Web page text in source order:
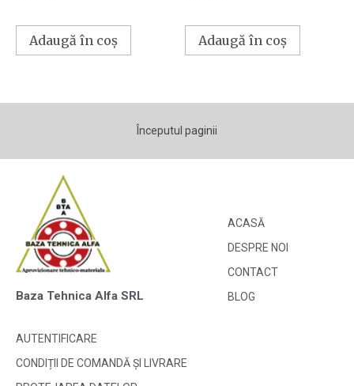
Adaugă în coș Adaugă în coș
Începutul paginii
Baza Tehnica Alfa SRL
ACASĂ
DESPRE NOI
CONTACT
BLOG
AUTENTIFICARE
CONDIȚII DE COMANDĂ ȘI LIVRARE